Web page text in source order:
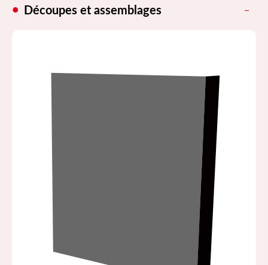
Découpes et assemblages